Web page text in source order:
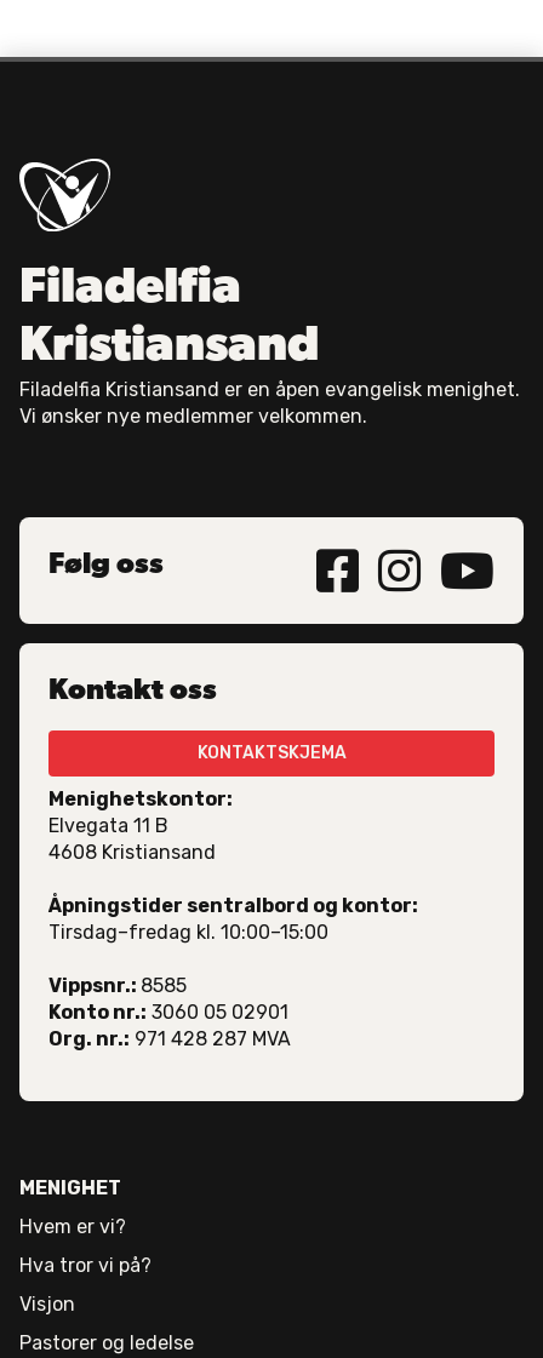
Filadelfia
Kristiansand
Filadelfia Kristiansand er en åpen evangelisk menighet.
Vi ønsker nye medlemmer velkommen.
Følg oss   
Kontakt oss
KONTAKTSKJEMA
Menighetskontor:
Elvegata 11 B
4608 Kristiansand
Åpningstider sentralbord og kontor:
Tirsdag–fredag kl. 10:00–15:00
Vippsnr.: 8585
Konto nr.: 3060 05 02901
Org. nr.: 971 428 287 MVA
MENIGHET
Hvem er vi?
Hva tror vi på?
Visjon
Pastorer og ledelse